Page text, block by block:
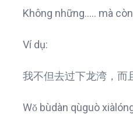
Không những….. mà
Ví dụ:
我不但去过下龙湾，而
Wǒ bùdàn qùguò